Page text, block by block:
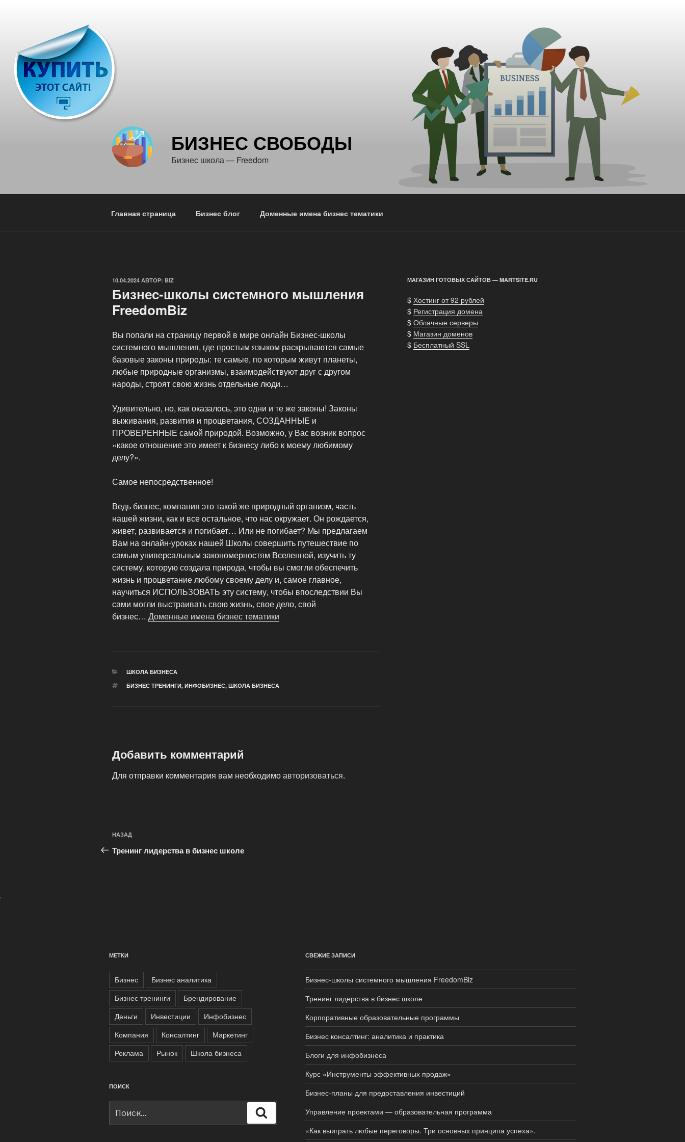
БИЗНЕС СВОБОДЫ
Бизнес школа — Freedom
Главная страница Бизнес блог Доменные имена бизнес тематики
ОПУБЛИКОВАНО
10.04.2024 АВТОР: BIZ
Бизнес-школы системного мышления
FreedomBiz
Вы попали на страницу первой в мире онлайн Бизнес-школы
системного мышления, где простым языком раскрываются самые
базовые законы природы: те самые, по которым живут планеты,
любые природные организмы, взаимодействуют друг с другом
народы, строят свою жизнь отдельные люди…
Удивительно, но, как оказалось, это одни и те же законы! Законы
выживания, развития и процветания, СОЗДАННЫЕ и
ПРОВЕРЕННЫЕ самой природой. Возможно, у Вас возник вопрос
«какое отношение это имеет к бизнесу либо к моему любимому
делу?».
Самое непосредственное!
Ведь бизнес, компания это такой же природный организм, часть
нашей жизни, как и все остальное, что нас окружает. Он рождается,
живет, развивается и погибает… Или не погибает? Мы предлагаем
Вам на онлайн-уроках нашей Школы совершить путешествие по
самым универсальным закономерностям Вселенной, изучить ту
систему, которую создала природа, чтобы вы смогли обеспечить
жизнь и процветание любому своему делу и, самое главное,
научиться ИСПОЛЬЗОВАТЬ эту систему, чтобы впоследствии Вы
сами могли выстраивать свою жизнь, свое дело, свой
бизнес… Доменные имена бизнес тематики
РУБРИКИ
ШКОЛА БИЗНЕСА
МЕТКИ
БИЗНЕС ТРЕНИНГИ, ИНФОБИЗНЕС, ШКОЛА БИЗНЕСА
Добавить комментарий
Для отправки комментария вам необходимоавторизоваться.
Навигация
по
Предыдущая
запись:
НАЗАД
Тренинг лидерства в бизнес школе
МАГАЗИН ГОТОВЫХ САЙТОВ — MARTSITE.RU
$ Хостинг от 92 рублей
$ Регистрация домена
$ Облачные серверы
$ Магазин доменов
$ Бесплатный SSL
.
МЕТКИ
Бизнес
Бизнес аналитика
Бизнес тренинги
Брендирование
Деньги
Инвестиции
Инфобизнес
Компания
Консалтинг
Маркетинг
Реклама
Рынок Школа бизнеса
ПОИСК
СВЕЖИЕ ЗАПИСИ
Бизнес-школы системного мышления FreedomBiz
Тренинг лидерства в бизнес школе
Корпоративные образовательные программы
Бизнес консалтинг: аналитика и практика
Блоги для инфобизнеса
Курс «Инструменты эффективных продаж»
Бизнес-планы для предоставления инвестиций
Управление проектами — образовательная программа
«Как выиграть любые переговоры. Три основных принципа успеха».